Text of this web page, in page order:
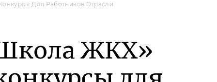
Для Работников Отрасли
ЖКХ»